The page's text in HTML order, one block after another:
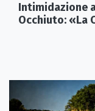
Intimidazione
Occhiuto: «La